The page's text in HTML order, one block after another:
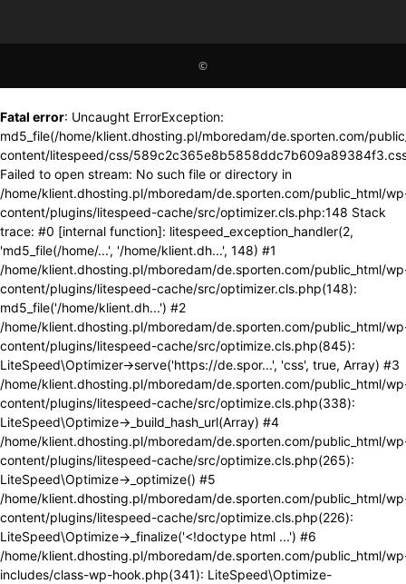
©
Fatal error: Uncaught ErrorException:
md5_file(/home/klient.dhosting.pl/mboredam/de.sporten.com/
content/litespeed/css/
Failed to open stream: No such file or directory in
/home/klient.dhosting.pl/mboredam/de.sporten.com/public_html/
content/plugins/litespeed-cache/src/optimizer.cls.php:148 Stack
trace: #0 [internal function]: litespeed_exception_handler(2,
'md5_file(/home/...', '/home/klient.dh...', 148) #1
/home/klient.dhosting.pl/mboredam/de.sporten.com/public_html/
content/plugins/litespeed-cache/src/optimizer.cls.php(148):
md5_file('/home/klient.dh...') #2
/home/klient.dhosting.pl/mboredam/de.sporten.com/public_html/
content/plugins/litespeed-cache/src/optimize.cls.php(845):
LiteSpeed\Optimizer->serve('https://de.spor...', 'css', true, Array) #3
/home/klient.dhosting.pl/mboredam/de.sporten.com/public_html/
content/plugins/litespeed-cache/src/optimize.cls.php(338):
LiteSpeed\Optimize->_build_hash_url(Array) #4
/home/klient.dhosting.pl/mboredam/de.sporten.com/public_html/
content/plugins/litespeed-cache/src/optimize.cls.php(265):
LiteSpeed\Optimize->_optimize() #5
/home/klient.dhosting.pl/mboredam/de.sporten.com/public_html/
content/plugins/litespeed-cache/src/optimize.cls.php(226):
LiteSpeed\Optimize->_finalize('<!doctype html ...') #6
/home/klient.dhosting.pl/mboredam/de.sporten.com/public_html/
includes/class-wp-hook.php(341): LiteSpeed\Optimize-